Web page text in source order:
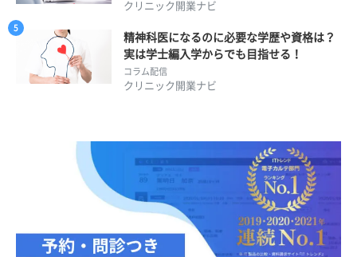
クリニック開業ナビ
精神科医になるのに必要な学歴や資格は？
実は学士編入学からでも目指せる！
コラム配信
クリニック開業ナビ